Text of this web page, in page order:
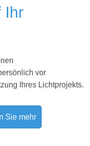
Ihr
vor
Ihres Lichtprojekts.
Sie mehr